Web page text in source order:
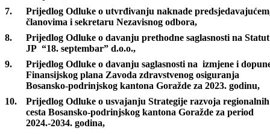
Prijedlog Odluke o utvrđivanju javnog interesa za
Sportsko-rekreativnog centra-strelišta na lokalitetu
Kolijevke,
Prijedlog Odluke o utvrđivanju naknade
članovima i sekretaru Nezavisnog odbora,
Prijedlog Odluke o davanju prethodne saglasnosti na Statut
JP “18. septembar” d.o.o.,
Prijedlog Odluke o davanju saglasnosti na izmjene i
Finansijskog plana Zavoda zdravstvenog osiguranja
Bosansko-podrinjskog kantona Goražde za 2023. godinu,